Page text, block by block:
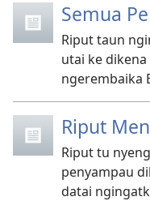
Semua
Riput taun
utai ke dikena
ngerembaika
Riput
Riput tu
penyampau
datai